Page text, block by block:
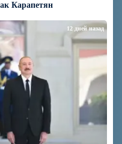
Карапетян
12 дней назад